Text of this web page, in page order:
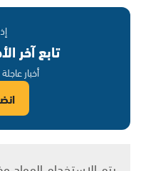
تابع آخر
أخبار